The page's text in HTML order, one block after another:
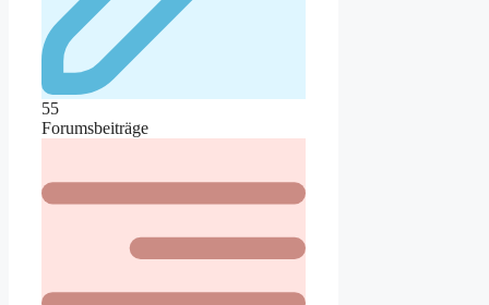
55
Forumsbeiträge